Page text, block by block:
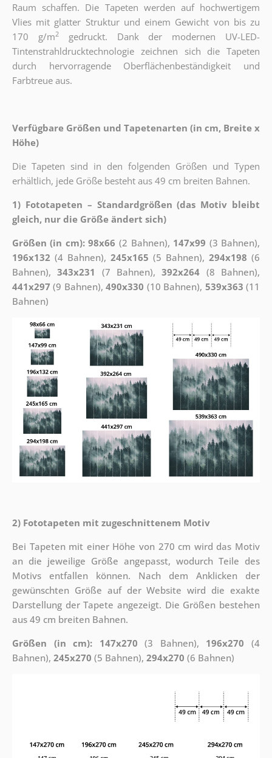
Raum schaffen. Die Tapeten werden auf hochwertigem
Vlies mit glatter Struktur und einem Gewicht von bis zu
170 g/m2gedruckt. Dank der modernen UV-LED-
Tintenstrahldrucktechnologie zeichnen sich die Tapeten
durch hervorragende Oberflächenbeständigkeit und
Farbtreue aus.
Verfügbare Größen und Tapetenarten (in cm, Breite x
Höhe)
Die Tapeten sind in den folgenden Größen und Typen
erhältlich, jede Größe besteht aus 49 cm breiten Bahnen.
1) Fototapeten – Standardgrößen (das Motiv bleibt
gleich, nur die Größe ändert sich)
Größen (in cm): 98x66 (2 Bahnen), 147x99 (3 Bahnen),
196x132 (4 Bahnen), 245x165 (5 Bahnen),294x198 (6
Bahnen),343x231 (7 Bahnen),392x264 (8 Bahnen),
441x297 (9 Bahnen),490x330 (10 Bahnen), 539x363 (11
Bahnen)
2) Fototapeten mit zugeschnittenem Motiv
Bei Tapeten mit einer Höhe von 270 cm wird das Motiv
an die jeweilige Größe angepasst, wodurch Teile des
Motivs entfallen können. Nach dem Anklicken der
gewünschten Größe auf der Website wird die exakte
Darstellung der Tapete angezeigt. Die Größen bestehen
aus 49 cm breiten Bahnen.
Größen (in cm): 147x270 (3 Bahnen), 196x270 (4
Bahnen), 245x270 (5 Bahnen), 294x270 (6 Bahnen)